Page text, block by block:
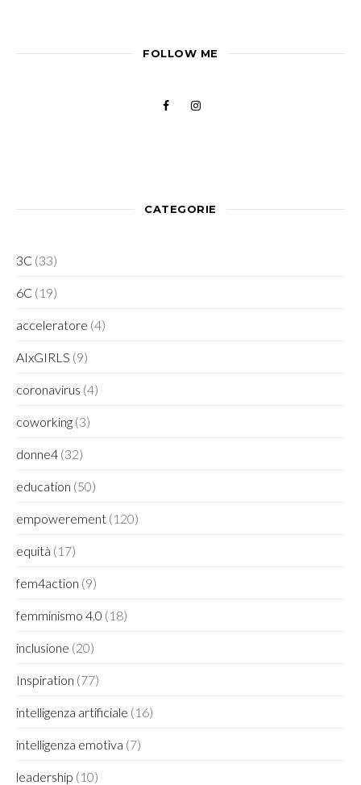
FOLLOW ME
CATEGORIE
3C (33)
6C (19)
acceleratore (4)
AIxGIRLS (9)
coronavirus (4)
coworking (3)
donne4 (32)
education (50)
empowerement (120)
equità (17)
fem4action (9)
femminismo 4.0 (18)
inclusione (20)
Inspiration (77)
intelligenza artificiale (16)
intelligenza emotiva (7)
leadership (10)